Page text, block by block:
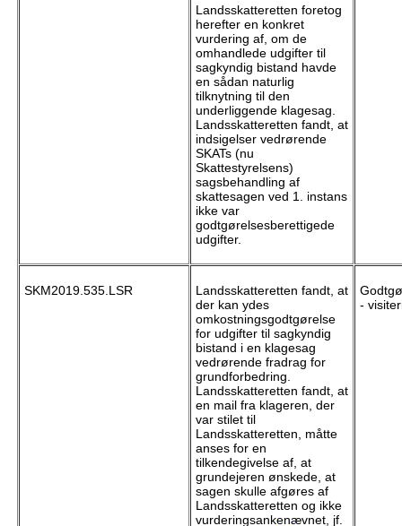
Landsskatteretten foretog
herefter en konkret
vurdering af, om de
omhandlede udgifter til
sagkyndig bistand havde
en sådan naturlig
tilknytning til den
underliggende klagesag.
Landsskatteretten fandt, at
indsigelser vedrørende
SKATs (nu
Skattestyrelsens)
sagsbehandling af
skattesagen ved 1. instans
ikke var
godtgørelsesberettigede
udgifter.
SKM2019.535.LSR
Landsskatteretten fandt, at
der kan ydes
omkostningsgodtgørelse
for udgifter til sagkyndig
bistand i en klagesag
vedrørende fradrag for
grundforbedring.
Landsskatteretten fandt, at
en mail fra klageren, der
var stilet til
Landsskatteretten, måtte
anses for en
tilkendegivelse af, at
grundejeren ønskede, at
sagen skulle afgøres af
Landsskatteretten og ikke
vurderingsankenævnet, jf.
-